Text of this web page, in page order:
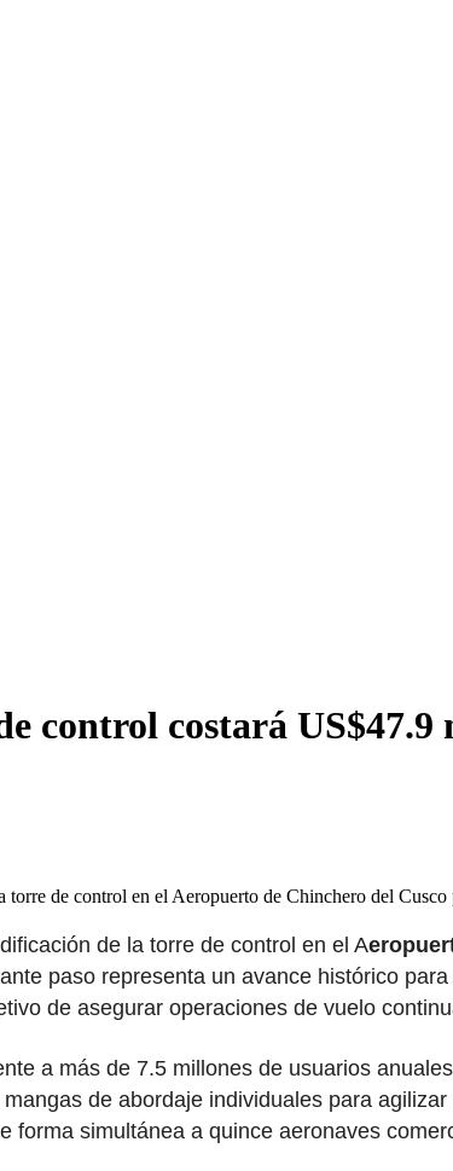
control costará US$47.9
de control en el Aeropuerto de Chinchero del
de la torre de control en el A
paso representa un avance histórico
de asegurar operaciones de vuelo
a más de 7.5 millones de usuarios
de abordaje individuales para
simultánea a quince aeronaves